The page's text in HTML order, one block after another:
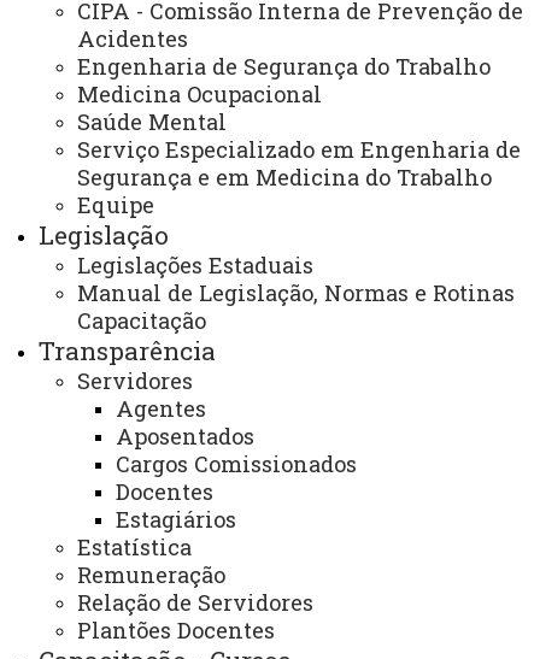
CIPA - Comissão Interna de Prevenção de
Acidentes
Engenharia de Segurança do Trabalho
Medicina Ocupacional
Saúde Mental
Serviço Especializado em Engenharia de
Segurança e em Medicina do Trabalho
Equipe
Legislação
Legislações Estaduais
Manual de Legislação, Normas e Rotinas
Capacitação
Transparência
Servidores
Agentes
Aposentados
Cargos Comissionados
Docentes
Estagiários
Estatística
Remuneração
Relação de Servidores
Plantões Docentes
Licença Capacitação
Licença Especial
Licença Sem Vencimentos
Processo de Acervo
Você está aqui:Unioeste
Formulários
ACESSE
Acesso Restrito (Editores do Portal)
Arquivo Virtual